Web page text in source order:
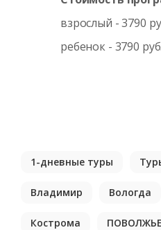
взрослый - 3790
ребенок - 3790 руб.
1-дневные туры
Владимир Вологда
Кострома ПОВОЛЖЬЕ